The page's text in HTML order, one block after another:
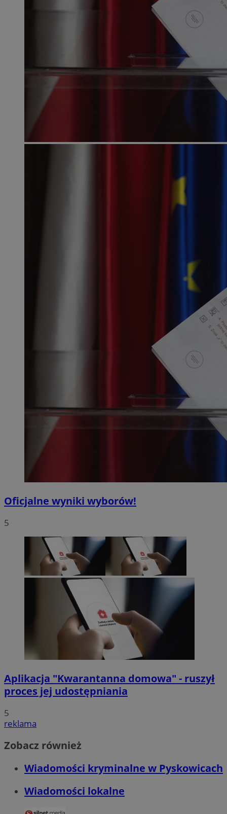
Oficjalne wyniki wyborów!
5
Aplikacja "Kwarantanna domowa" - ruszył
proces jej udostępniania
5
reklama
Zobacz również
Wiadomości kryminalne w Pyskowicach
Wiadomości lokalne